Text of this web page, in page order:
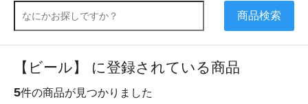
商品検索
【ビール】 に登録されている商品
5件の商品が見つかりました